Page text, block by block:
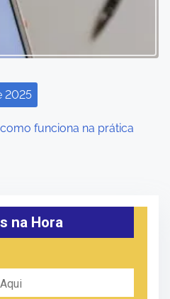
2025
funciona na prática